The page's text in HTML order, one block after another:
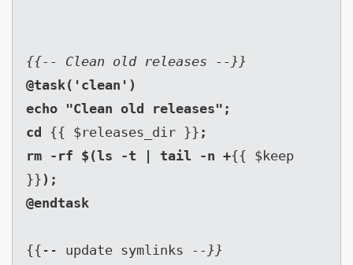
@task('clean')
echo "Clean old releases";
cd {{ $releases_dir }} ;
rm -rf $(ls -t | tail -n +{{ $keep
}});
@endtask
{{-- update symlinks
--}}